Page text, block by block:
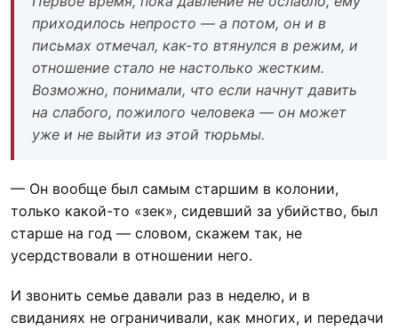
приходилось непросто — а потом, он и в
письмах отмечал, как-то втянулся в режим, и
отношение стало не настолько жестким.
Возможно, понимали, что если начнут давить
на слабого, пожилого человека — он может
уже и не выйти из этой тюрьмы.
— Он вообще был самым старшим в колонии,
только какой-то «зек», сидевший за убийство, был
старше на год — словом, скажем так, не
усердствовали в отношении него.
И звонить семье давали раз в неделю, и в
свиданиях не ограничивали, как многих, и передачи